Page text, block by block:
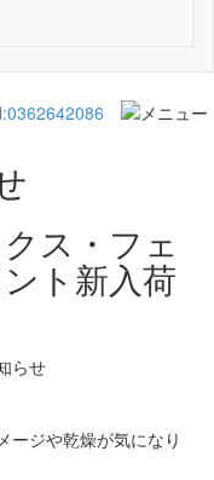
ス・フェ
ト新入荷
らせ
ージや乾燥が気になり